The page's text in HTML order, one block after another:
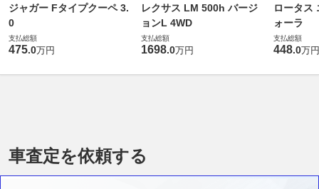
ジャガー Fタイプクーペ 3.
0
支払総額
475.0万円
レクサス LM 500h バージ
ョンL 4WD
支払総額
1698.0万円
ロータス
ォーラ
支払総額
448.0万円
車査定を依頼する